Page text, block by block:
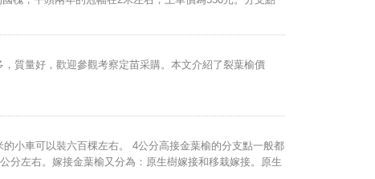
質量好，歡迎參觀考察定苗采購。本文介紹了裂葉榆價
的話，價格可以商量。5-6公分裂葉榆1萬棵，售價150元。
小車可以裝六百棵左右。 4公分高接金葉榆的分支點一般都
分左右。嫁接金葉榆又分為：原生樹嫁接和移栽嫁接。原生